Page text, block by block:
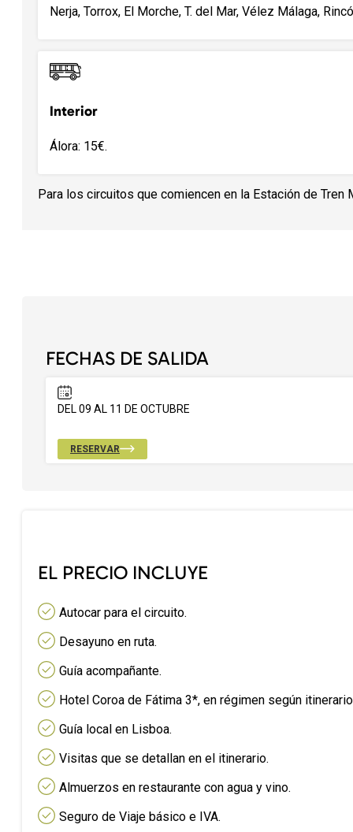
Nerja, Torrox, El Morche, T. del Mar, Vélez Málaga,
Interior
Álora: 15€.
Para los circuitos que comiencen en la Estación de
FECHAS DE SALIDA
DEL 09 AL 11 DE OCTUBRE
RESERVAR
EL PRECIO INCLUYE
Autocar para el circuito.
Desayuno en ruta.
Guía acompañante.
Hotel Coroa de Fátima 3*, en régimen según
Guía local en Lisboa.
Visitas que se detallan en el itinerario.
Almuerzos en restaurante con agua y vino.
Seguro de Viaje básico e IVA.